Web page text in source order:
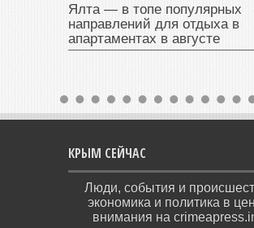
Ялта — в топе популярных
направлений для отдыха в
апартаментах в августе
КРЫМ СЕЙЧАС
Люди, события и
экономика и политика в
внимания на